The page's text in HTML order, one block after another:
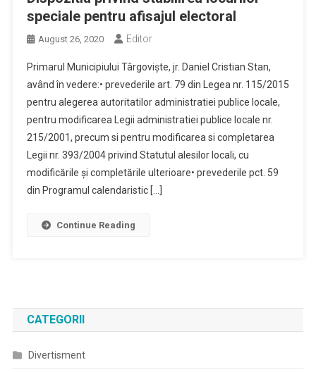
speciale pentru afisajul electoral
August 26, 2020 Editor
Primarul Municipiului Târgovişte, jr. Daniel Cristian Stan,
având în vedere:• prevederile art. 79 din Legea nr. 115/2015
pentru alegerea autoritatilor administratiei publice locale,
pentru modificarea Legii administratiei publice locale nr.
215/2001, precum si pentru modificarea si completarea
Legii nr. 393/2004 privind Statutul alesilor locali, cu
modificările și completările ulterioare• prevederile pct. 59
din Programul calendaristic […]
Continue Reading
CATEGORII
Divertisment